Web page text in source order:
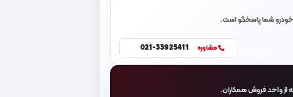
خودرو شما پاسخگو است.
مشاوره 021-33925411
از واحد فروش همکاران.